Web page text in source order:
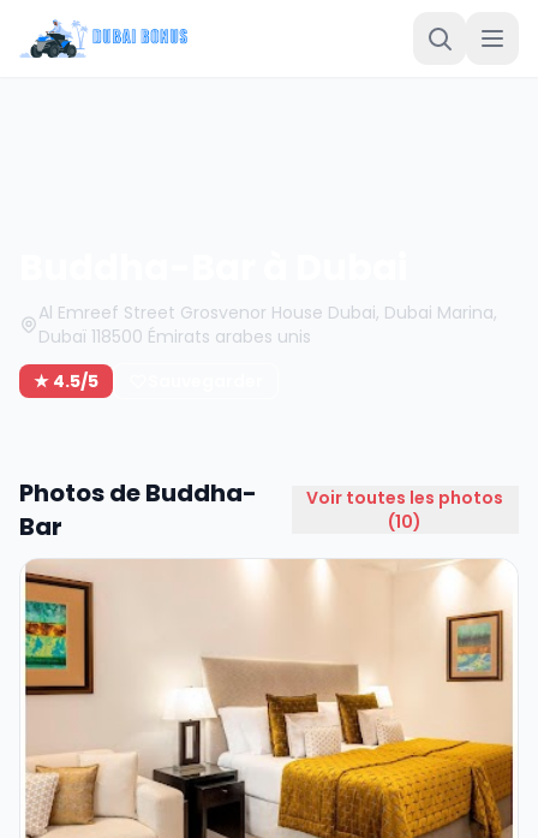
Al Emreef Street Grosvenor House Dubai, Dubai Marina,
Dubaï 118500 Émirats arabes unis
★ 4.5/5
Photos de Buddha-
Bar
Voir toutes les photos
(10)